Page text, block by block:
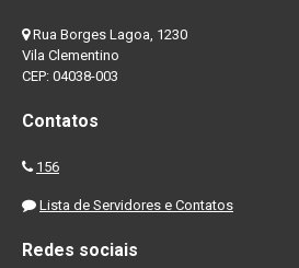
Rua Borges Lagoa, 1230
Vila Clementino
CEP: 04038-003
Contatos
156
Lista de Servidores e Contatos
Redes sociais